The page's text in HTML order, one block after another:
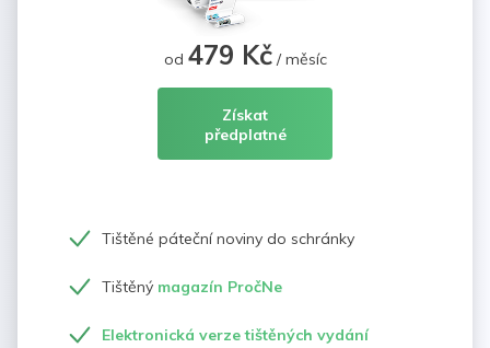
od 479 Kč/ měsíc
Získat
předplatné
Tištěné páteční noviny do schránky
Tištěný magazín PročNe
Elektronická verze tištěných vydání